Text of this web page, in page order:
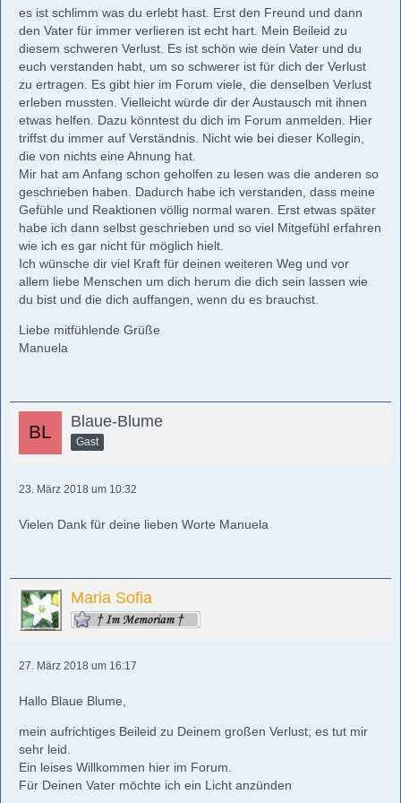
es ist schlimm was du erlebt hast. Erst den Freund und dann
den Vater für immer verlieren ist echt hart. Mein Beileid zu
diesem schweren Verlust. Es ist schön wie dein Vater und du
euch verstanden habt, um so schwerer ist für dich der Verlust
zu ertragen. Es gibt hier im Forum viele, die denselben Verlust
erleben mussten. Vielleicht würde dir der Austausch mit ihnen
etwas helfen. Dazu könntest du dich im Forum anmelden. Hier
triffst du immer auf Verständnis. Nicht wie bei dieser Kollegin,
die von nichts eine Ahnung hat.
Mir hat am Anfang schon geholfen zu lesen was die anderen so
geschrieben haben. Dadurch habe ich verstanden, dass meine
Gefühle und Reaktionen völlig normal waren. Erst etwas später
habe ich dann selbst geschrieben und so viel Mitgefühl erfahren
wie ich es gar nicht für möglich hielt.
Ich wünsche dir viel Kraft für deinen weiteren Weg und vor
allem liebe Menschen um dich herum die dich sein lassen wie
du bist und die dich auffangen, wenn du es brauchst.
Liebe mitfühlende Grüße
Manuela
Blaue-Blume
Gast
23. März 2018 um 10:32
Vielen Dank für deine lieben Worte Manuela
Maria Sofia
27. März 2018 um 16:17
Hallo Blaue Blume,
mein aufrichtiges Beileid zu Deinem großen Verlust; es tut mir
sehr leid.
Ein leises Willkommen hier im Forum.
Für Deinen Vater möchte ich ein Licht anzünden